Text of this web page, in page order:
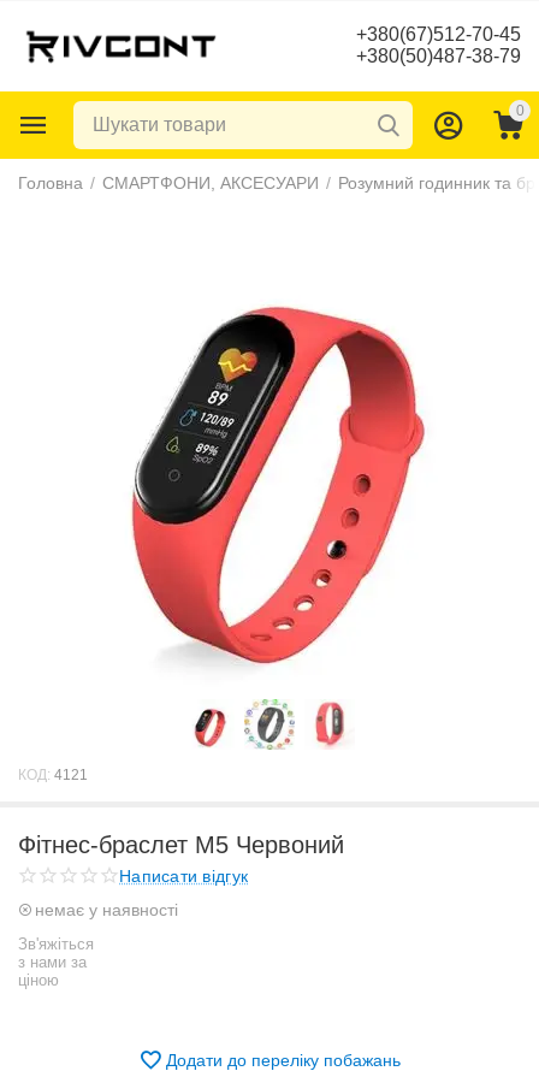
+380(67)512-70-45
+380(50)487-38-79
0
Головна / СМАРТФОНИ, АКСЕСУАРИ / Розумний годинник та
КОД: 4121
Фітнес-браслет М5 Червоний
Написати відгук
немає у наявності
Зв'яжіться
з нами за
ціною
Додати до переліку побажань